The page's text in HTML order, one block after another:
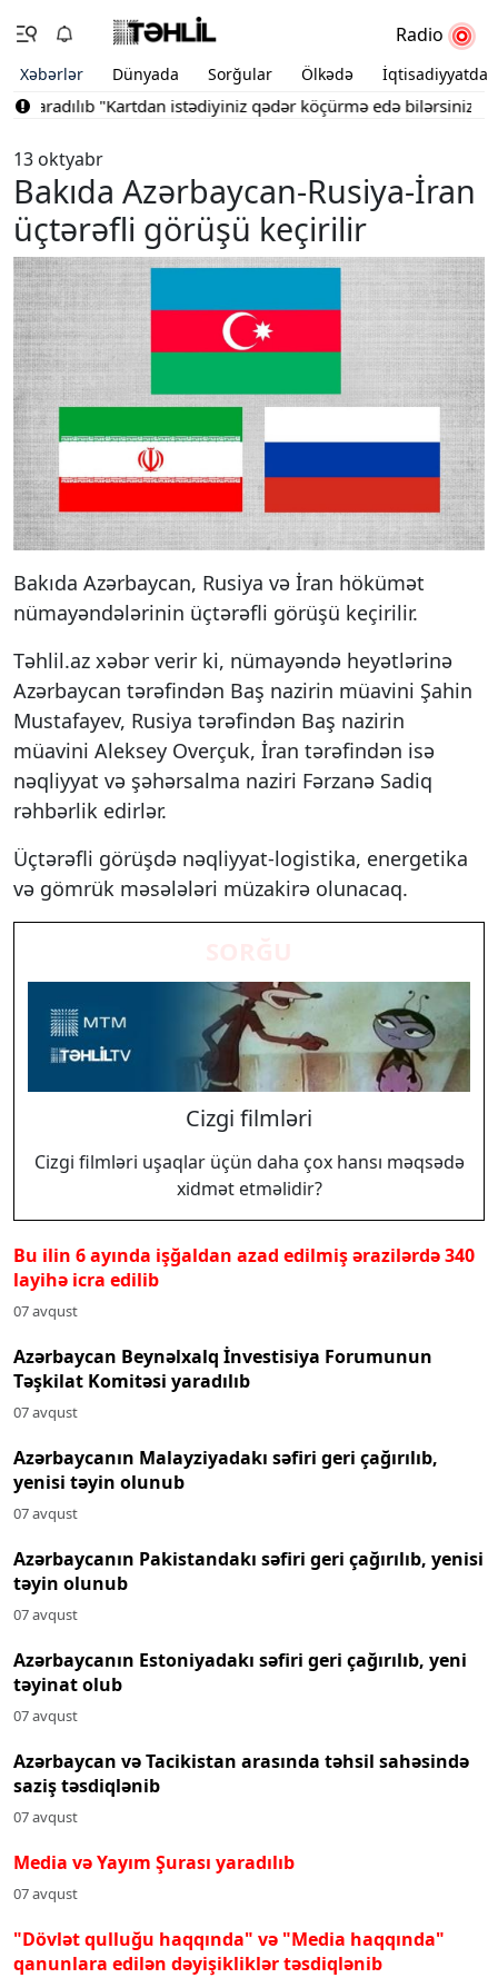
Radio
Xəbərlər Dünyada Sorğular Ölkədə İqtisadiyyatda
yaradılıb "Kartdan istədiyiniz qədər köçürmə edə bilərsiniz"
13 oktyabr
Bakıda Azərbaycan-Rusiya-İran
üçtərəfli görüşü keçirilir
Bakıda Azərbaycan, Rusiya və İran hökümət
nümayəndələrinin üçtərəfli görüşü keçirilir.
Təhlil.az xəbər verir ki, nümayəndə heyətlərinə
Azərbaycan tərəfindən Baş nazirin müavini Şahin
Mustafayev, Rusiya tərəfindən Baş nazirin
müavini Aleksey Overçuk, İran tərəfindən isə
nəqliyyat və şəhərsalma naziri Fərzanə Sadiq
rəhbərlik edirlər.
Üçtərəfli görüşdə nəqliyyat-logistika, energetika
və gömrük məsələləri müzakirə olunacaq.
Cizgi filmləri
Cizgi filmləri uşaqlar üçün daha çox hansı məqsədə
xidmət etməlidir?
Bu ilin 6 ayında işğaldan azad edilmiş ərazilərdə 340
layihə icra edilib
07 avqust
Azərbaycan Beynəlxalq İnvestisiya Forumunun
Təşkilat Komitəsi yaradılıb
07 avqust
Azərbaycanın Malayziyadakı səfiri geri çağırılıb,
yenisi təyin olunub
07 avqust
Azərbaycanın Pakistandakı səfiri geri çağırılıb, yenisi
təyin olunub
07 avqust
Azərbaycanın Estoniyadakı səfiri geri çağırılıb, yeni
təyinat olub
07 avqust
Azərbaycan və Tacikistan arasında təhsil sahəsində
saziş təsdiqlənib
07 avqust
Media və Yayım Şurası yaradılıb
07 avqust
"Dövlət qulluğu haqqında" və "Media haqqında"
qanunlara edilən dəyişikliklər təsdiqlənib